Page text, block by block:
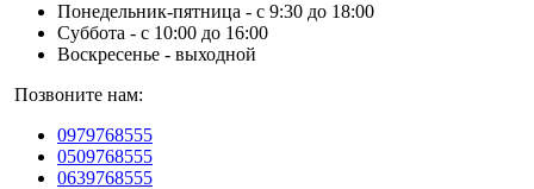
Понедельник-пятница - с 9:30 до 18:00
Суббота - с 10:00 до 16:00
Воскресенье - выходной
Позвоните нам:
0979768555
0509768555
0639768555